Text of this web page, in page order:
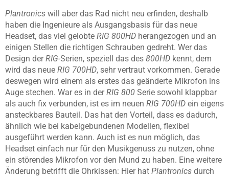
Plantronics will aber das Rad nicht neu erfinden, deshalb
haben die Ingenieure als Ausgangsbasis für das neue
Headset, das viel gelobte RIG 800HD herangezogen und an
einigen Stellen die richtigen Schrauben gedreht. Wer das
Design derRIG-Serien, speziell das des 800HD kennt, dem
wird das neue RIG 700HD, sehr vertraut vorkommen. Gerade
deswegen wird einem als erstes das geänderte Mikrofon ins
Auge stechen. War es in derRIG 800 Serie sowohl klappbar
als auch fix verbunden, ist es im neuen RIG 700HD ein eigens
ansteckbares Bauteil. Das hat den Vorteil, dass es dadurch,
ähnlich wie bei kabelgebundenen Modellen, flexibel
ausgeführt werden kann. Auch ist es nun möglich, das
Headset einfach nur für den Musikgenuss zu nutzen, ohne
ein störendes Mikrofon vor den Mund zu haben. Eine weitere
Änderung betrifft die Ohrkissen: Hier hat Plantronics durch